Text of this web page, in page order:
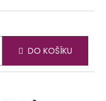
DO KOŠÍKU